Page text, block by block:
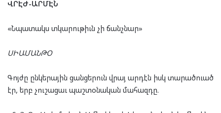
ՎՐԷԺ-ԱՐՄԷՆ
«Նպատակս տկարութիւն չի ճանչնար»
ՍԻԱՄԱՆԹՕ
Գոյժը ընկերային ցանցերուն վրայ արդէն իսկ տարածուած
էր, երբ չուշացաւ պաշտօնական մահազդը.